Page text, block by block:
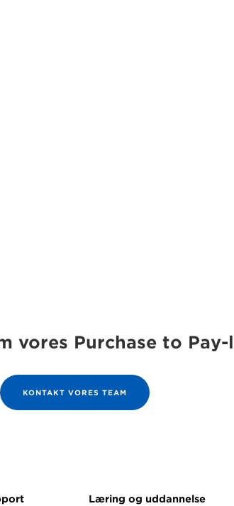
vores Purchase to
KONTAKT VORES TEAM
Læring og uddannelse